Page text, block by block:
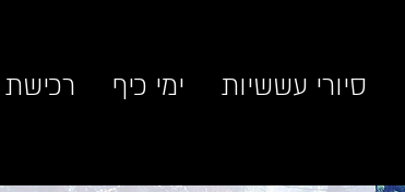
סיורי עששיות ימי כיף